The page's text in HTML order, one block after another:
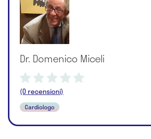
Dr. Domenico Miceli
(0 recensioni)
Cardiologo